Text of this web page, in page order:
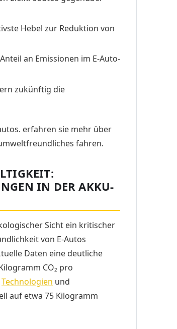
Hebel zur Reduktion von
an Emissionen im E-Auto-
zukünftig die
IN DER AKKU-
Sicht ein kritischer
von E-Autos
Daten eine deutliche
CO₂ pro
Technologien und
auf etwa 75 Kilogramm